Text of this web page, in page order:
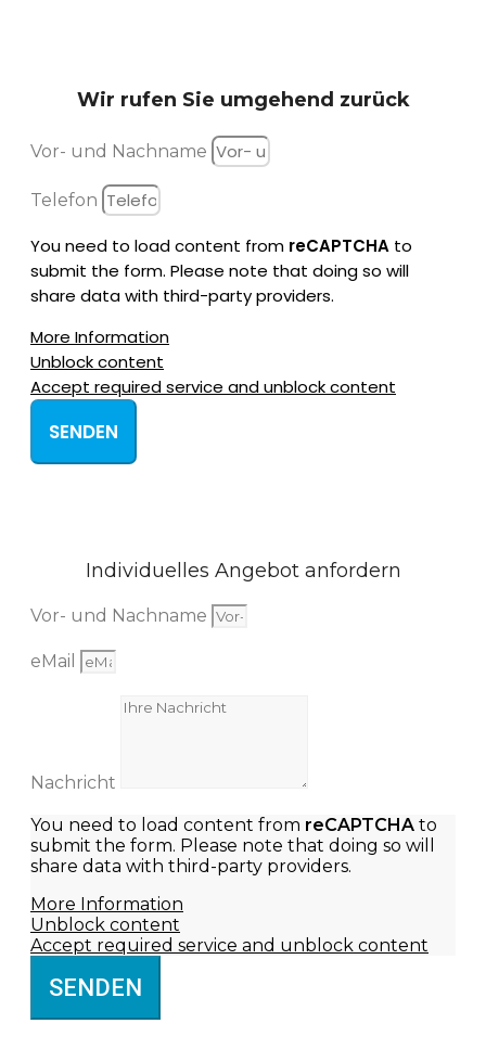
Wir rufen Sie umgehend zurück
Vor- und Nachname
Telefon
You need to load content from reCAPTCHA to
submit the form. Please note that doing so will
share data with third-party providers.
More Information
Unblock content
Accept required service and unblock content
SENDEN
Individuelles Angebot anfordern
Vor- und Nachname
eMail
Nachricht
You need to load content from reCAPTCHA to
submit the form. Please note that doing so will
share data with third-party providers.
More Information
Unblock content
Accept required service and unblock content
SENDEN